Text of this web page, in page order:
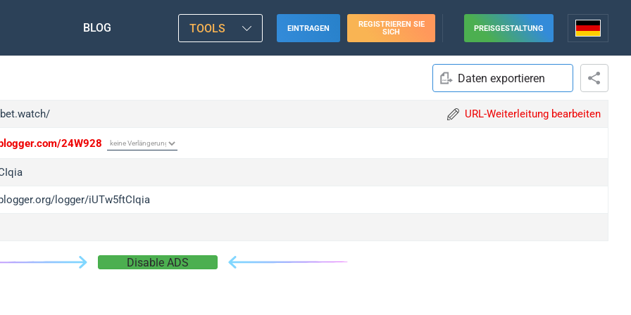
BLOG TOOLS EINTRAGEN
REGISTRIEREN SIE
SICH
PREISGESTALTUNG
Daten exportieren
URL-Weiterleitung bearbeiten
24W928
logger/iUTw5ftCIqia
Disable ADS